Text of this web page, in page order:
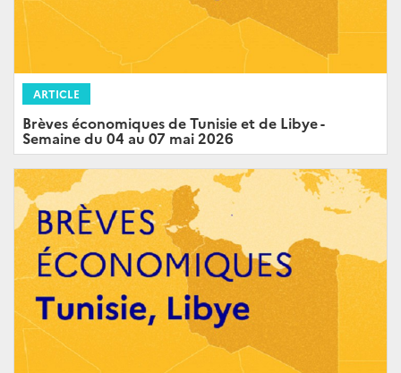
ARTICLE
Brèves économiques de Tunisie et de Libye -
Semaine du 04 au 07 mai 2026